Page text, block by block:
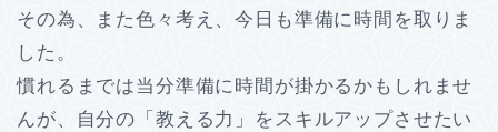
その為、また色々考え、今日も準備に時間を取りま
した。
慣れるまでは当分準備に時間が掛かるかもしれませ
んが、自分の「教える力」をスキルアップさせたい